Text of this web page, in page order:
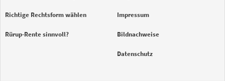
Richtige Rechtsform wählen
Rürup-Rente sinnvoll?
Impressum
Bildnachweise
Datenschutz